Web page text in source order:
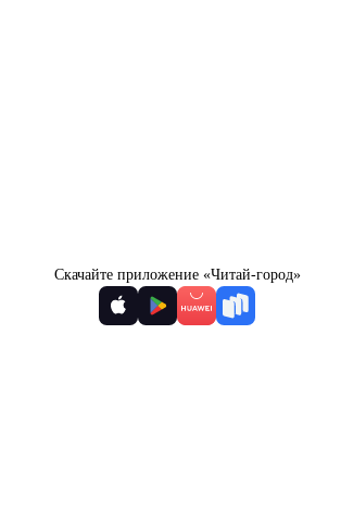
Скачайте приложение «Читай-город»